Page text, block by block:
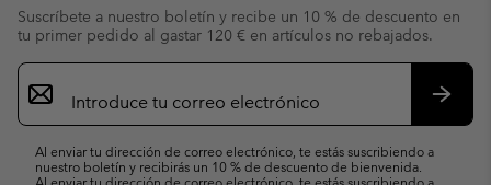
Suscríbete a nuestro boletín y recibe un 10 % de descuento en
tu primer pedido al gastar 120 € en artículos no rebajados.
Suscripción
de
correo
Al enviar tu dirección de correo electrónico, te estás suscribiendo a
nuestro boletín y recibirás un 10 % de descuento de bienvenida.